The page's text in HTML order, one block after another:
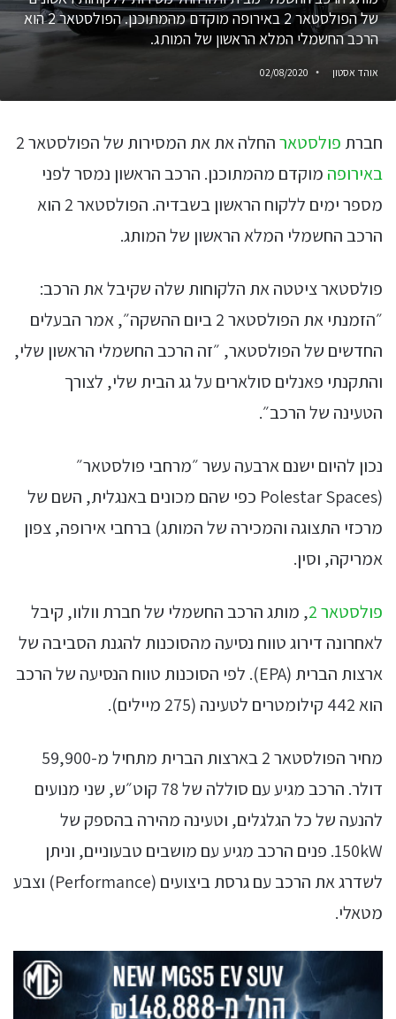
של הפולסטאר 2 באירופה מוקדם מהמתוכנן. הפולסטאר 2 הוא
הרכב החשמלי המלא הראשון של המותג.
אוהד אסטון 02/08/2020
חברת פולסטארהחלה את את המסירות של הפולסטאר 2
באירופה מוקדם מהמתוכנן. הרכב הראשון נמסר לפני
מספר ימים ללקוח הראשון בשבדיה. הפולסטאר 2 הוא
הרכב החשמלי המלא הראשון של המותג.
פולסטאר ציטטה את הלקוחות שלה שקיבל את הרכב:
״הזמנתי את הפולסטאר 2 ביום ההשקה״, אמר הבעלים
החדשים של הפולסטאר, ״זה הרכב החשמלי הראשון שלי,
והתקנתי פאנלים סולארים על גג הבית שלי, לצורך
הטעינה של הרכב״.
נכון להיום ישנם ארבעה עשר ״מרחבי פולסטאר״
(Polestar Spaces כפי שהם מכונים באנגלית, השם של
מרכזי התצוגה והמכירה של המותג) ברחבי אירופה, צפון
אמריקה, וסין.
פולסטאר 2 , מותג הרכב החשמלי של חברת וולוו, קיבל
לאחרונה דירוג טווח נסיעה מהסוכנות להגנת הסביבה של
ארצות הברית (EPA). לפי הסוכנות טווח הנסיעה של הרכב
הוא 442 קילומטרים לטעינה (275 מיילים).
מחיר הפולסטאר 2 בארצות הברית מתחיל מ-59,900
דולר. הרכב מגיע עם סוללה של 78 קוט״ש, שני מנועים
להנעה של כל הגלגלים, וטעינה מהירה בהספק של
150kW. פנים הרכב מגיע עם מושבים טבעוניים, וניתן
לשדרג את הרכב עם גרסת ביצועים (Performance) וצבע
מטאלי.